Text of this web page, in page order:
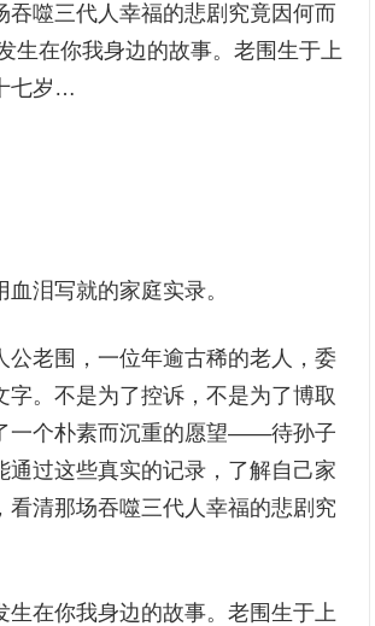
吞噬三代人幸福的悲剧究竟因何而
生在你我身边的故事。老围生于上
七岁…
泪写就的家庭实录。
老围，一位年逾古稀的老人，委
字。不是为了控诉，不是为了博取
一个朴素而沉重的愿望——待孙子
通过这些真实的记录，了解自己家
看清那场吞噬三代人幸福的悲剧究
在你我身边的故事。老围生于上